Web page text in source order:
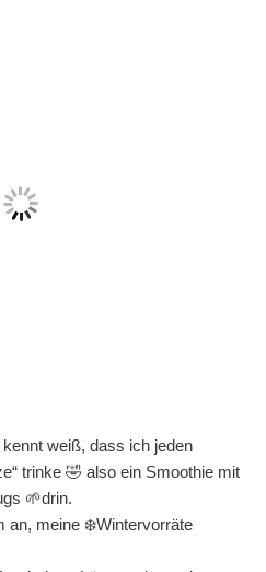
weiß, dass ich jeden
trinke 🤣 also ein Smoothie mit
🌱drin.
an, meine ❄️Wintervorräte